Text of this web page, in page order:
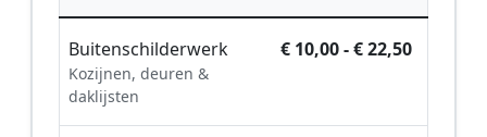
Buitenschilderwerk
Kozijnen, deuren &
daklijsten
€ 10,00 - € 22,50